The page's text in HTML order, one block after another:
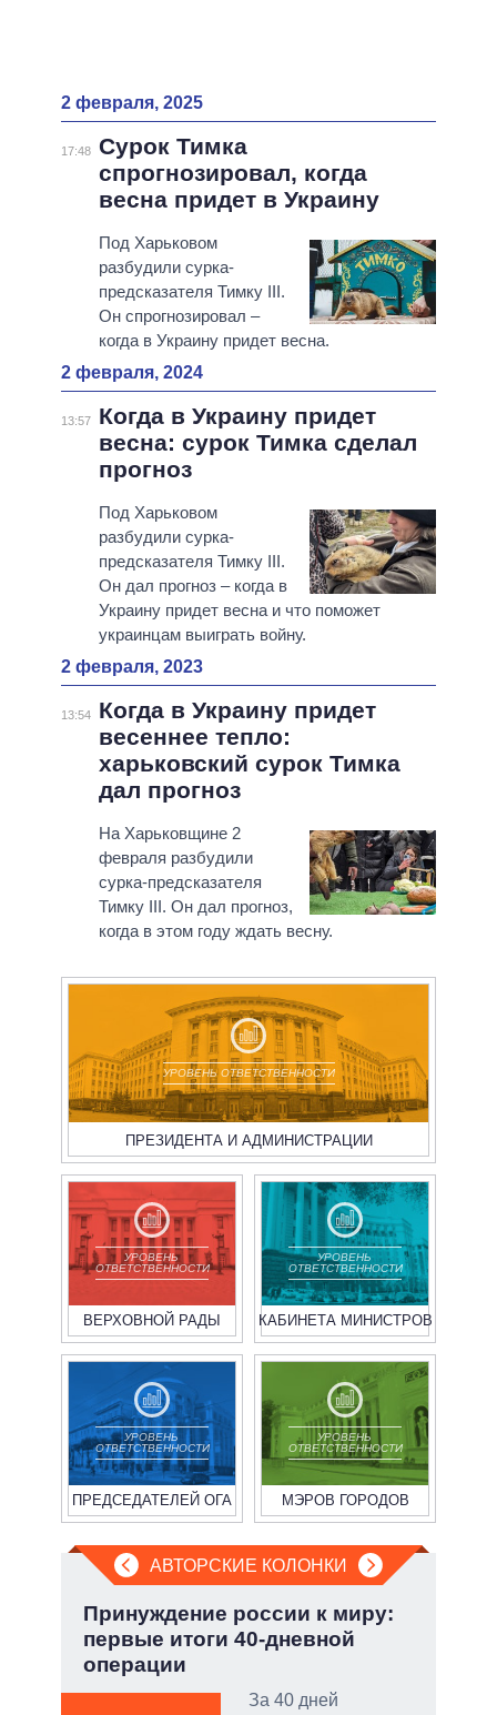
2 февраля, 2025
17:48 Сурок Тимка
спрогнозировал, когда
весна придет в Украину
Под Харьковом
разбудили сурка-
предсказателя Тимку III.
Он спрогнозировал –
когда в Украину придет весна.
2 февраля, 2024
13:57
Когда в Украину придет
весна: сурок Тимка сделал
прогноз
Под Харьковом
разбудили сурка-
предсказателя Тимку III.
Он дал прогноз – когда в
Украину придет весна и что поможет
украинцам выиграть войну.
2 февраля, 2023
13:54
Когда в Украину придет
весеннее тепло:
харьковский сурок Тимка
дал прогноз
На Харьковщине 2
февраля разбудили
сурка-предсказателя
Тимку III. Он дал прогноз,
когда в этом году ждать весну.
УРОВЕНЬ ОТВЕТСТВЕННОСТИ
ПРЕЗИДЕНТА И АДМИНИСТРАЦИИ
УРОВЕНЬ
ОТВЕТСТВЕННОСТИ
ВЕРХОВНОЙ РАДЫ
УРОВЕНЬ
ОТВЕТСТВЕННОСТИ
КАБИНЕТА МИНИСТРОВ
УРОВЕНЬ
ОТВЕТСТВЕННОСТИ
ПРЕДСЕДАТЕЛЕЙ ОГА
УРОВЕНЬ
ОТВЕТСТВЕННОСТИ
МЭРОВ ГОРОДОВ
АВТОРСКИЕ КОЛОНКИ
Принуждение россии к миру:
первые итоги 40-дневной
операции
За 40 дней